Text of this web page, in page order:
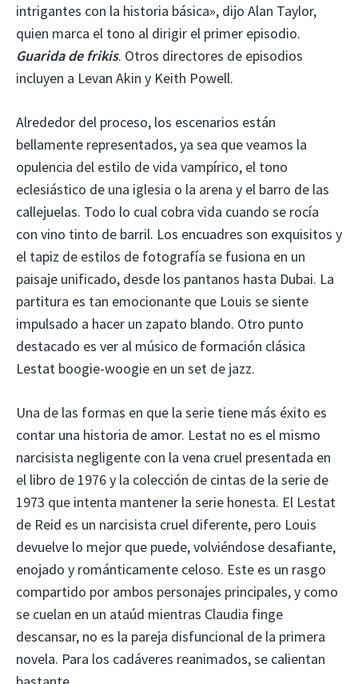
intrigantes con la historia básica», dijo Alan Taylor,
quien marca el tono al dirigir el primer episodio.
Guarida de frikis. Otros directores de episodios
incluyen a Levan Akin y Keith Powell.
Alrededor del proceso, los escenarios están
bellamente representados, ya sea que veamos la
opulencia del estilo de vida vampírico, el tono
eclesiástico de una iglesia o la arena y el barro de las
callejuelas. Todo lo cual cobra vida cuando se rocía
con vino tinto de barril. Los encuadres son exquisitos y
el tapiz de estilos de fotografía se fusiona en un
paisaje unificado, desde los pantanos hasta Dubai. La
partitura es tan emocionante que Louis se siente
impulsado a hacer un zapato blando. Otro punto
destacado es ver al músico de formación clásica
Lestat boogie-woogie en un set de jazz.
Una de las formas en que la serie tiene más éxito es
contar una historia de amor. Lestat no es el mismo
narcisista negligente con la vena cruel presentada en
el libro de 1976 y la colección de cintas de la serie de
1973 que intenta mantener la serie honesta. El Lestat
de Reid es un narcisista cruel diferente, pero Louis
devuelve lo mejor que puede, volviéndose desafiante,
enojado y románticamente celoso. Este es un rasgo
compartido por ambos personajes principales, y como
se cuelan en un ataúd mientras Claudia finge
descansar, no es la pareja disfuncional de la primera
novela. Para los cadáveres reanimados, se calientan